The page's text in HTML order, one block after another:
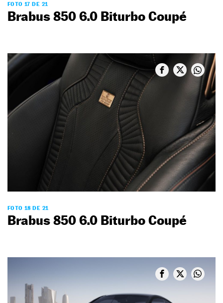
FOTO 17 DE 21
Brabus 850 6.0 Biturbo Coupé
FOTO 18 DE 21
Brabus 850 6.0 Biturbo Coupé